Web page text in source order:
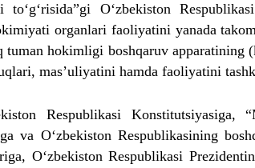
O‘zbekiston
organlari faoliyatini yanada
hokimligi boshqaruv apparatining
mas’uliyatini hamda faoliyatini
Respublikasi Konstitutsiyasiga,
va O‘zbekiston Respublikasining
O‘zbekiston Respublikasi